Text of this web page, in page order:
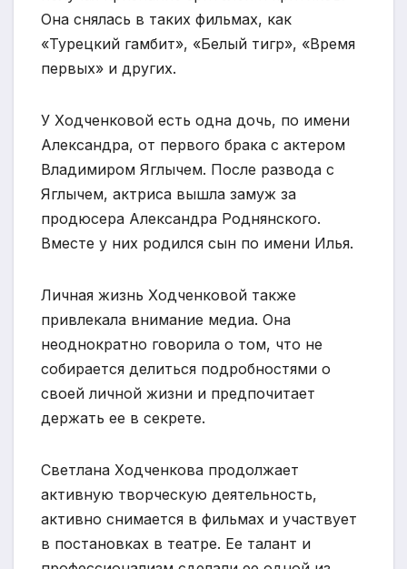
Она снялась в таких фильмах, как
«Турецкий гамбит», «Белый тигр», «Время
первых» и других.
У Ходченковой есть одна дочь, по имени
Александра, от первого брака с актером
Владимиром Яглычем. После развода с
Яглычем, актриса вышла замуж за
продюсера Александра Роднянского.
Вместе у них родился сын по имени Илья.
Личная жизнь Ходченковой также
привлекала внимание медиа. Она
неоднократно говорила о том, что не
собирается делиться подробностями о
своей личной жизни и предпочитает
держать ее в секрете.
Светлана Ходченкова продолжает
активную творческую деятельность,
активно снимается в фильмах и участвует
в постановках в театре. Ее талант и